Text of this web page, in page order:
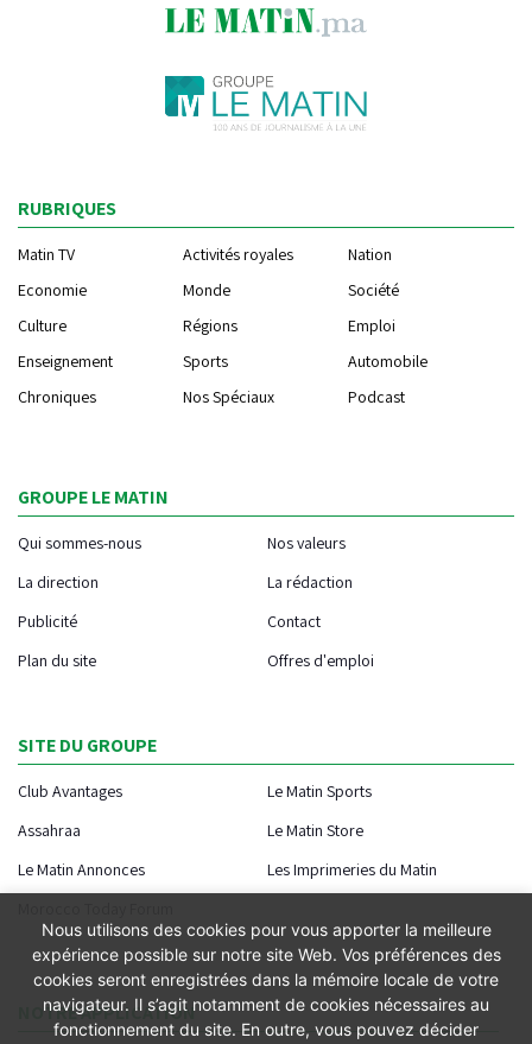
RUBRIQUES
Matin TV Activités royales
Nation
Economie
Monde
Société
Culture
Régions
Emploi
Enseignement
Sports
Automobile
Chroniques
Nos Spéciaux Podcast
GROUPE LE MATIN
Qui sommes-nous
Nos valeurs
La direction
La rédaction
Publicité
Contact
Plan du site
Offres d'emploi
SITE DU GROUPE
Club Avantages
Le Matin Sports
Assahraa
Le Matin Store
Le Matin Annonces
Les Imprimeries du Matin
NOTRE APPLICATION
Nous utilisons des cookies pour vous apporter la meilleure
expérience possible sur notre site Web. Vos préférences des
cookies seront enregistrées dans la mémoire locale de votre
navigateur. Il s’agit notamment de cookies nécessaires au
fonctionnement du site. En outre, vous pouvez décider